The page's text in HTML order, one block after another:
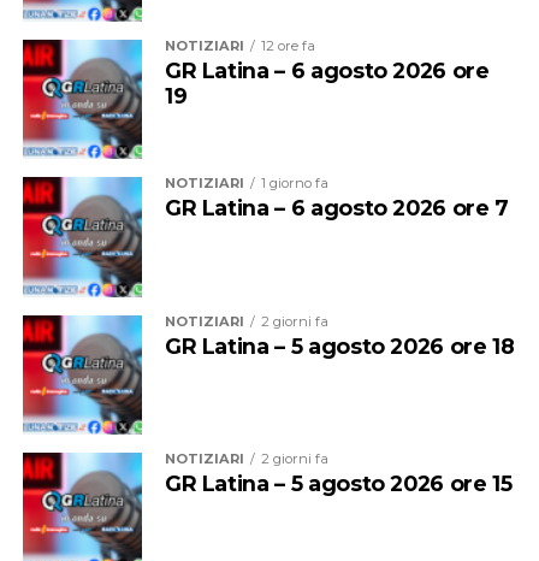
NOTIZIARI 12 ore fa
GR Latina – 6 agosto 2026 ore
19
NOTIZIARI 1 giorno fa
GR Latina – 6 agosto 2026 ore 7
NOTIZIARI 2 giorni fa
GR Latina – 5 agosto 2026 ore 18
NOTIZIARI 2 giorni fa
GR Latina – 5 agosto 2026 ore 15